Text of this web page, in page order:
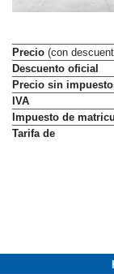
Precio (con
Descuento oficial
Precio sin
IVA
Impuesto de
Tarifa de